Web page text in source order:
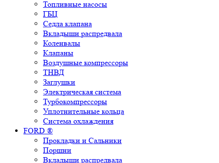
Топливные насосы
ГБЦ
Седла клапана
Вкладыши распредвала
Коленвалы
Клапаны
Воздушные компрессоры
ТНВД
Заглушки
Электрическая система
Турбокомпрессоры
Уплотнительные кольца
Система охлаждения
FORD ®
Прокладки и Сальники
Поршни
Вкладыши распредвала